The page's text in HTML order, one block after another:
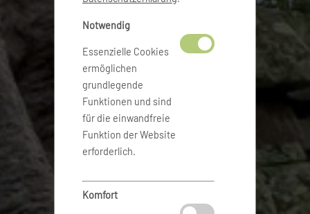
Notwendig
Essenzielle Cookies
ermöglichen
grundlegende
Funktionen und sind
für die einwandfreie
Funktion der Website
erforderlich.
Komfort